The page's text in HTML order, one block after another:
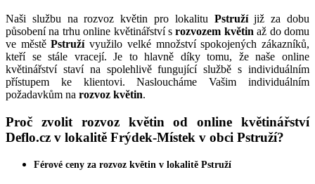
Naši službu na rozvoz květin pro lokalitu Pstružíjiž za dobu
působení na trhu online květinářství srozvozem květin až do domu
ve městěPstružívyužilo velké množství spokojených zákazníků,
kteří se stále vracejí. Je to hlavně díky tomu, že naše online
květinářství staví na spolehlivě fungující službě s individuálním
přístupem ke klientovi. Nasloucháme Vašim individuálním
požadavkům na rozvoz květin.
Proč zvolit rozvoz květin od online květinářství
Deflo.cz v lokalitě Frýdek-Místek v obci Pstruží?
Férové ceny za rozvoz květin v lokalitě Pstruží